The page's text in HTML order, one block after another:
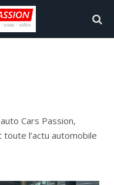
Cars Passion,
l’actu automobile